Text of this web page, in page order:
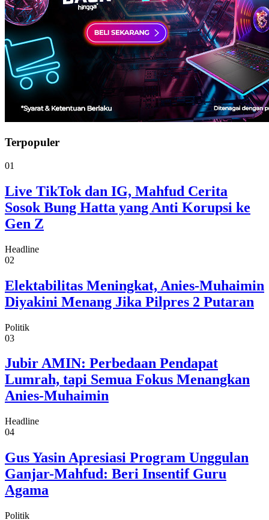
Terpopuler
01
Live TikTok dan IG, Mahfud Cerita
Sosok Bung Hatta yang Anti Korupsi ke
Gen Z
Headline
02
Elektabilitas Meningkat, Anies-Muhaimin
Diyakini Menang Jika Pilpres 2 Putaran
Politik
03
Jubir AMIN: Perbedaan Pendapat
Lumrah, tapi Semua Fokus Menangkan
Anies-Muhaimin
Headline
04
Gus Yasin Apresiasi Program Unggulan
Ganjar-Mahfud: Beri Insentif Guru
Agama
Politik